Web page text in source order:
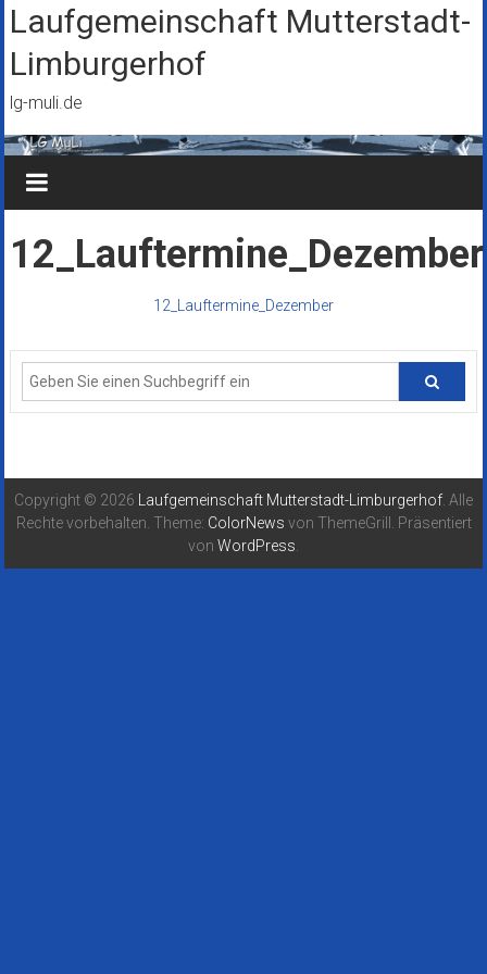
Zum
Inhalt
springen
Laufgemeinschaft Mutterstadt-
Limburgerhof
lg-muli.de
12_Lauftermine_Dezember
12_Lauftermine_Dezember
Copyright © 2026 Laufgemeinschaft Mutterstadt-Limburgerhof . Alle
Rechte vorbehalten. Theme: ColorNews von ThemeGrill. Präsentiert
von WordPress